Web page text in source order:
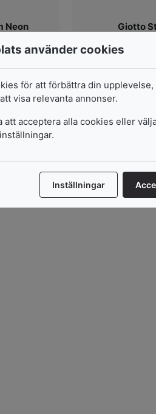
Neon Giotto
använder cookies
för att förbättra din
visa relevanta annonser.
att acceptera alla cookies eller
Inställningar